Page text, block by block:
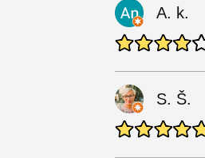
A. k.
S. Š.